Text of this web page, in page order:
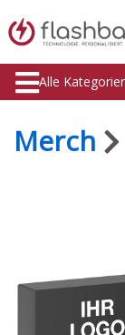
Alle
Merch